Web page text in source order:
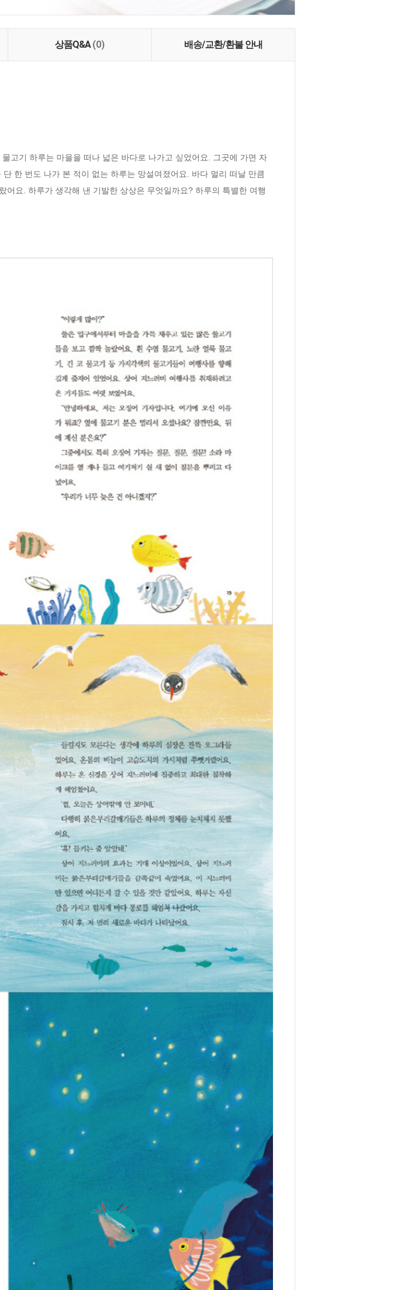
상품Q&A(0) 배송/교환/환불 안내
고기 하루는 마을을 떠나 넓은 바다로 나가고 싶었어요. 그곳에 가면 자
한 번도 나가 본 적이 없는 하루는 망설여졌어요. 바다 멀리 떠날 만큼
요. 하루가 생각해 낸 기발한 상상은 무엇일까요? 하루의 특별한 여행